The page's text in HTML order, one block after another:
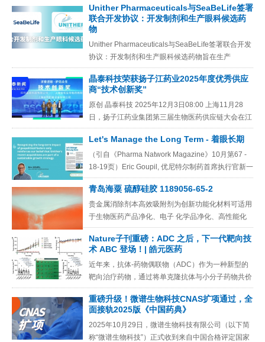
Unither Pharmaceuticals与SeaBeLife签署
联合开发协议：开发制剂和生产眼科候选药
物
Unither Pharmaceuticals与SeaBeLife签署联合开发
协议：开发制剂和生产眼科候选药物旨在生产
SeaBeLife视网膜退行性疾病候选药物
晶泰科技荣获扬子江药业2025年度优秀供应
商“技术创新奖”
原创 晶泰科技 2025年12月3日08:00 上海11月28
日，扬子江药业集团第三届生物医药供应链大会在江
苏泰州隆重举行。在本次大会上，扬子江药业授予晶
泰科技
Let's Manage the Long Term - 着眼长期
（引自《Pharma Natwork Magazine》10月第67 -
18-19页）Eric Goupil, 优尼特尔制药首席执行官新一
届美国政府决定征收高
青岛海粟 硫醇硅胶 1189056-65-2
贵金属消除剂本高效吸附剂为创新功能化材料可适用
于生物医药产品净化、电子 化学品净化、高性能化
学品和精细化学品净化等方面，有效去除或回收 各
类贵金属及有机杂质。该
Nature子刊重磅：ADC 之后，下一代靶向技
术 ABC 登场！| 皓元医药
近年来，抗体-药物偶联物（ADC）作为一种新型的
靶向治疗药物，通过将单克隆抗体与小分子药物共价
连接，实现了对癌细胞的精准打击，已在多种癌症治
疗中展现出良好的疗效
重磅升级！微谱生物科技CNAS扩项通过，全
面接轨2025版《中国药典》
2025年10月29日，微谱生物科技有限公司（以下简
称“微谱生物科技”）正式收到来自中国合格评定国家